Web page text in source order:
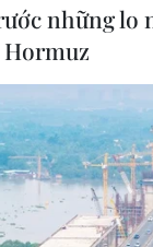
những lo